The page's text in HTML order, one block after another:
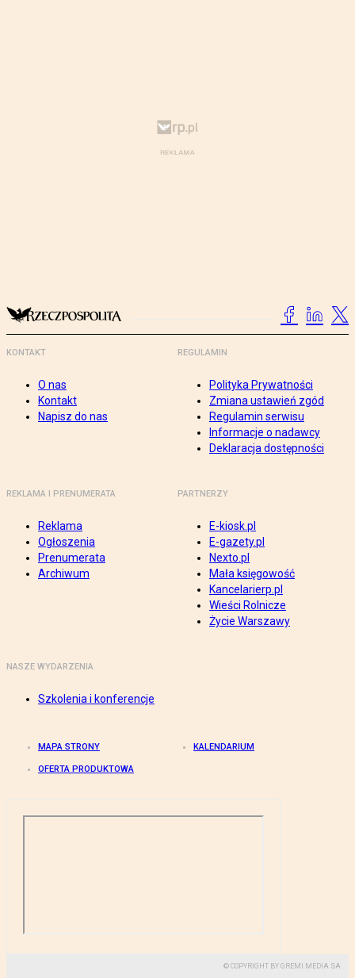
KONTAKT
O nas
Kontakt
Napisz do nas
REGULAMIN
Polityka Prywatności
Zmiana ustawień zgód
Regulamin serwisu
Informacje o nadawcy
Deklaracja dostępności
REKLAMA I PRENUMERATA
Reklama
Ogłoszenia
Prenumerata
Archiwum
PARTNERZY
E-kiosk.pl
E-gazety.pl
Nexto.pl
Mała księgowość
Kancelarierp.pl
Wieści Rolnicze
Życie Warszawy
NASZE WYDARZENIA
Szkolenia i konferencje
MAPA STRONY KALENDARIUM
OFERTA PRODUKTOWA
© COPYRIGHT BY GREMI MEDIA SA